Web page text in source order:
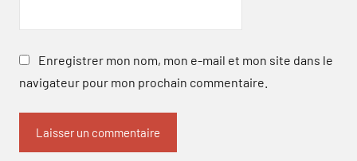
Enregistrer mon nom, mon e-mail et mon site dans le
navigateur pour mon prochain commentaire.